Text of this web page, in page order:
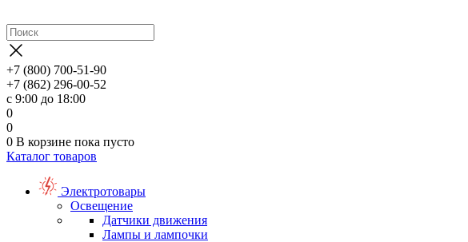
+7 (800) 700-51-90
+7 (862) 296-00-52
с 9:00 до 18:00
0
0
0 В корзине пока пусто
Каталог товаров
Электротовары
Освещение
Датчики движения
Лампы и лампочки